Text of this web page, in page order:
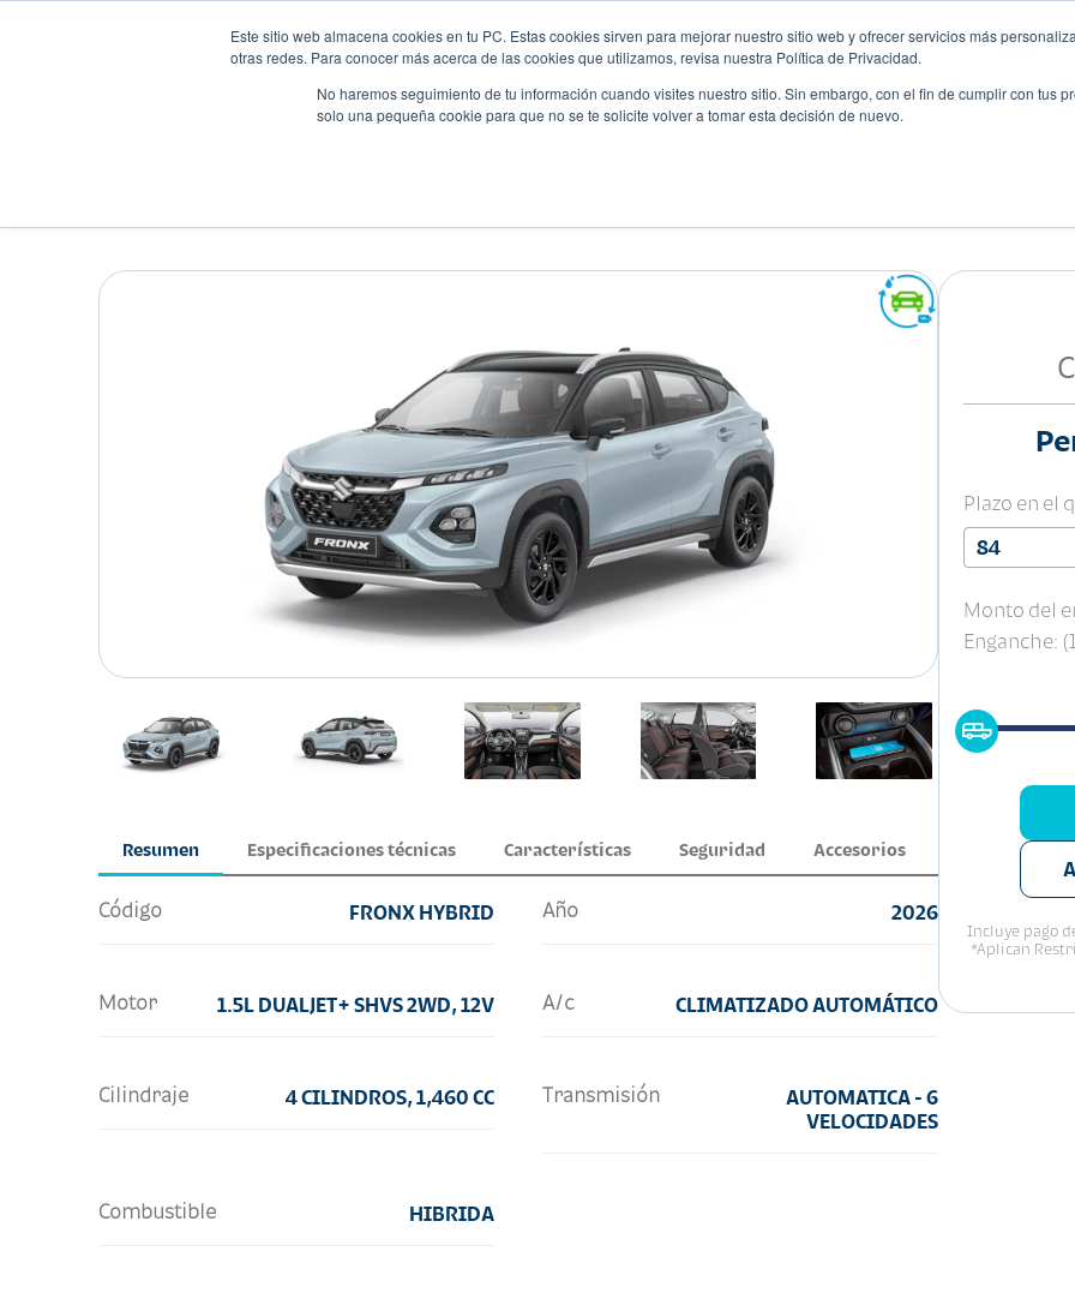
Este sitio web almacena cookies en tu PC. Estas cookies sirven para mejorar nuestro sitio web y ofrecer servicios más
otras redes. Para conocer más acerca de las cookies que utilizamos, revisa nuestra Política de Privacidad.
No haremos seguimiento de tu información cuando visites nuestro sitio. Sin embargo, con el fin de cumplir con tus
solo una pequeña cookie para que no se te solicite volver a tomar esta decisión de nuevo.
Resumen Especificaciones técnicas Características Seguridad Accesorios
Código FRONX HYBRID Año 2026
Motor 1.5L DUALJET+ SHVS 2WD, 12V A/c CLIMATIZADO AUTOMÁTICO
Cilindraje 4 CILINDROS, 1,460 CC Transmisión
AUTOMATICA - 6
VELOCIDADES
Combustible HIBRIDA
Plazo en el
84
Monto del
Enganche:
Incluye pago
*Aplican